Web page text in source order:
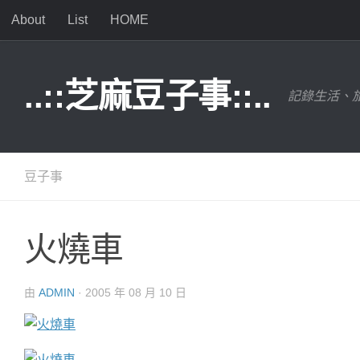
Skip to content
About List HOME
..::芝麻豆子事::.. 記錄生活、
豆子事
火燒車
由 ADMIN · 2005 年 08 月 10 日